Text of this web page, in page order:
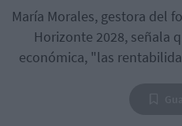
María Morales, gestora del
Horizonte 2028, señala
económica, "las